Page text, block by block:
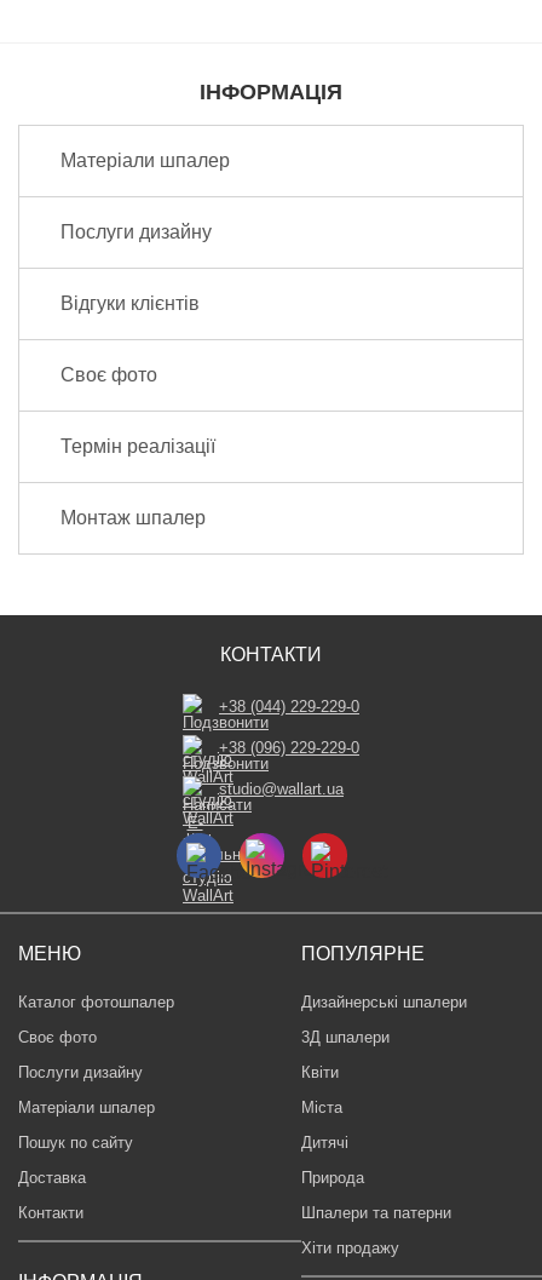
ІНФОРМАЦІЯ
Матеріали шпалер
Послуги дизайну
Відгуки клієнтів
Своє фото
Термін реалізації
Монтаж шпалер
МЕНЮ
Каталог фотошпалер
Своє фото
Послуги дизайну
Матеріали шпалер
Пошук по сайту
Доставка
Контакти
ПОПУЛЯРНЕ
Дизайнерські шпалери
3Д шпалери
Квіти
Міста
Дитячі
Природа
Шпалери та патерни
Хіти продажу
КОНТАКТИ
+38 (044) 229-229-0
+38 (096) 229-229-0
studio@wallart.ua